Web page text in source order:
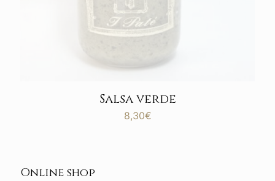
Salsa verde
8,30€
Online shop